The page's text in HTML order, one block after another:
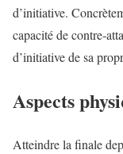
d’initiative.
capacité de
d’initiative de sa
Aspects
Atteindre la finale